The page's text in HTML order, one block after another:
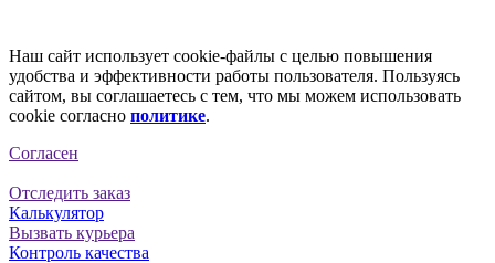
Наш сайт использует cookie-файлы с целью повышения
удобства и эффективности работы пользователя. Пользуясь
сайтом, вы соглашаетесь с тем, что мы можем использовать
cookie согласно политике.
Согласен
Отследить заказ
Калькулятор
Вызвать курьера
Контроль качества